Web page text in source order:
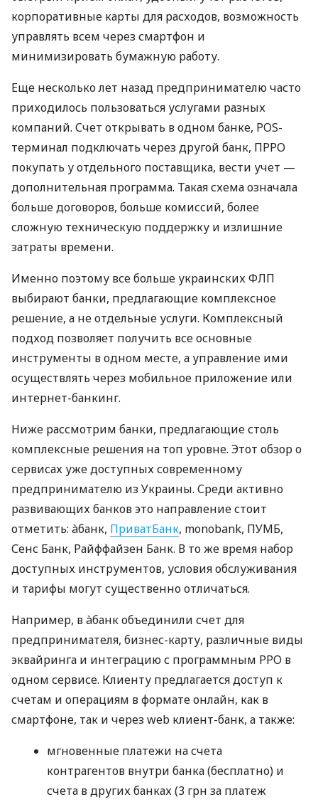
корпоративные карты для расходов, возможность
управлять всем через смартфон и
минимизировать бумажную работу.
Еще несколько лет назад предпринимателю часто
приходилось пользоваться услугами разных
компаний. Счет открывать в одном банке, POS-
терминал подключать через другой банк, ПРРО
покупать у отдельного поставщика, вести учет —
дополнительная программа. Такая схема означала
больше договоров, больше комиссий, более
сложную техническую поддержку и излишние
затраты времени.
Именно поэтому все больше украинских ФЛП
выбирают банки, предлагающие комплексное
решение, а не отдельные услуги. Комплексный
подход позволяет получить все основные
инструменты в одном месте, а управление ими
осуществлять через мобильное приложение или
интернет-банкинг.
Ниже рассмотрим банки, предлагающие столь
комплексные решения на топ уровне. Этот обзор о
сервисах уже доступных современному
предпринимателю из Украины. Среди активно
развивающих банков это направление стоит
отметить: àбанк, ПриватБанк, monobank, ПУМБ,
Сенс Банк, Райффайзен Банк. В то же время набор
доступных инструментов, условия обслуживания
и тарифы могут существенно отличаться.
Например, в àбанк объединили счет для
предпринимателя, бизнес-карту, различные виды
эквайринга и интеграцию с программным РРО в
одном сервисе. Клиенту предлагается доступ к
счетам и операциям в формате онлайн, как в
смартфоне, так и через web клиент-банк, а также:
мгновенные платежи на счета
контрагентов внутри банка (бесплатно) и
счета в других банках (3 грн за платеж